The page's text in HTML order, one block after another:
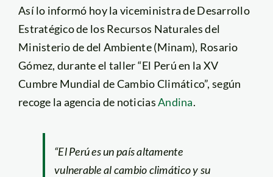
Así lo informó hoy la viceministra de Desarrollo
Estratégico de los Recursos Naturales del
Ministerio de del Ambiente (Minam), Rosario
Gómez, durante el taller “El Perú en la XV
Cumbre Mundial de Cambio Climático”, según
recoge la agencia de noticiasAndina.
“El Perú es un país altamente
vulnerable al cambio climático y su